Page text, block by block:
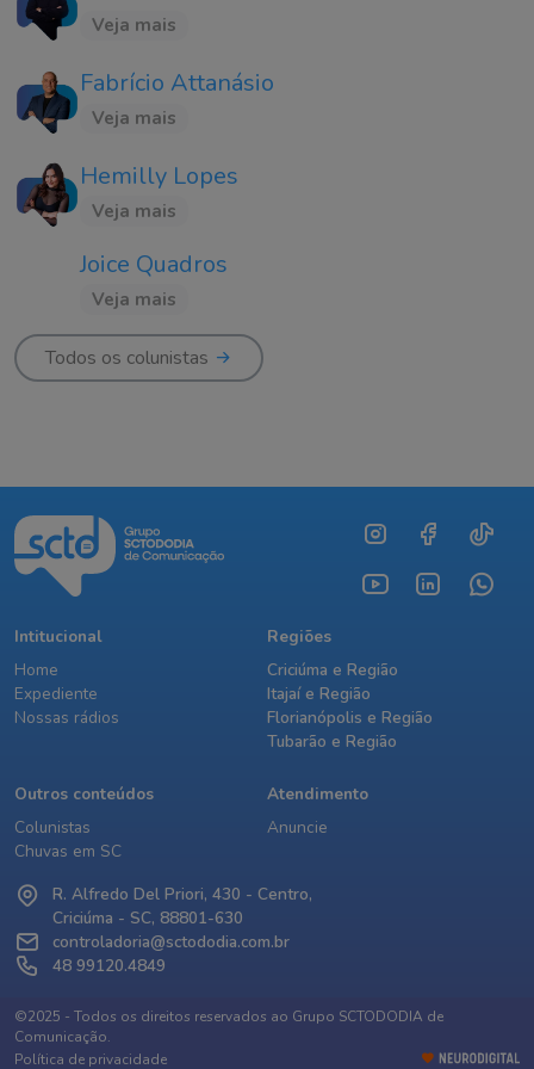
Veja mais
Fabrício Attanásio
Veja mais
Hemilly Lopes
Veja mais
Joice Quadros
Veja mais
Todos os colunistas
Intitucional
Home
Expediente
Nossas rádios
Regiões
Criciúma e Região
Itajaí e Região
Florianópolis e Região
Tubarão e Região
Outros conteúdos
Colunistas
Chuvas em SC
Atendimento
Anuncie
R. Alfredo Del Priori, 430 - Centro,
Criciúma - SC, 88801-630
controladoria@sctododia.com.br
48 99120.4849
©2025 - Todos os direitos reservados ao Grupo SCTODODIA de
Comunicação.
Política de privacidade